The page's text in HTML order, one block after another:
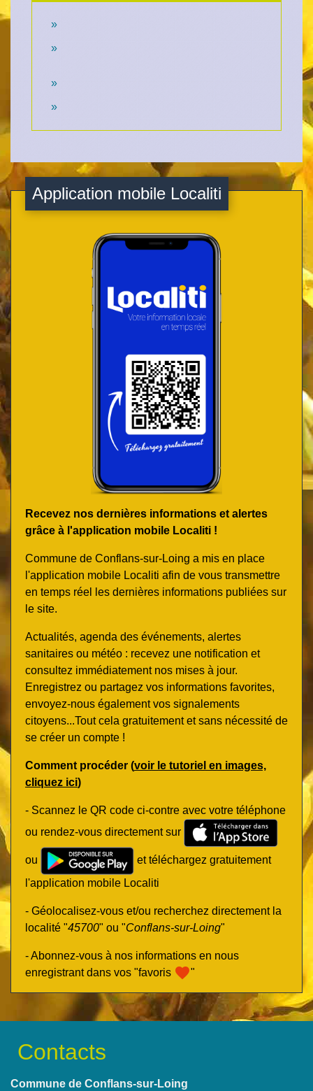
Application mobile Localiti
Recevez nos dernières informations et alertes
grâce à l'application mobile Localiti !
Commune de Conflans-sur-Loing a mis en place
l'application mobile Localiti afin de vous transmettre
en temps réel les dernières informations publiées sur
le site.
Actualités, agenda des événements, alertes
sanitaires ou météo : recevez une notification et
consultez immédiatement nos mises à jour.
Enregistrez ou partagez vos informations favorites,
envoyez-nous également vos signalements
citoyens...Tout cela gratuitement et sans nécessité de
se créer un compte !
Comment procéder (voir le tutoriel en images,
cliquez ici)
- Scannez le QR code ci-contre avec votre téléphone
ou rendez-vous directement sur
ou
et téléchargez gratuitement
l'application mobile Localiti
- Géolocalisez-vous et/ou recherchez directement la
localité "45700" ou "Conflans-sur-Loing"
- Abonnez-vous à nos informations en nous
enregistrant dans vos "favoris favorite"
Contacts
Commune de Conflans-sur-Loing